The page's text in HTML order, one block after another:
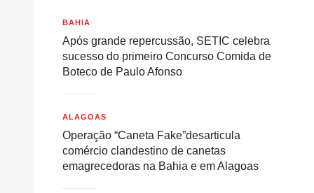
BAHIA
Após grande repercussão, SETIC celebra
sucesso do primeiro Concurso Comida de
Boteco de Paulo Afonso
ALAGOAS
Operação “Caneta Fake”desarticula
comércio clandestino de canetas
emagrecedoras na Bahia e em Alagoas